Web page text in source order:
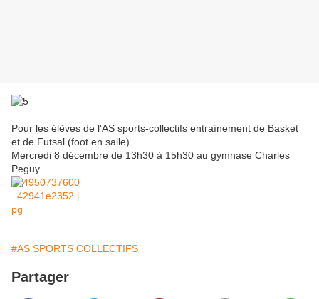
Pour les élèves de l'AS sports-collectifs entraînement de Basket
et de Futsal (foot en salle)
Mercredi 8 décembre de 13h30 à 15h30 au gymnase Charles
Peguy.
#AS SPORTS COLLECTIFS
Partager